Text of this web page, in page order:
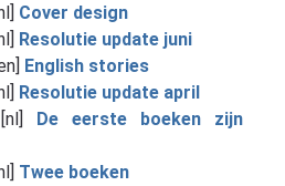
Cover design
Resolutie update juni
English stories
Resolutie update april
De eerste boeken zijn
Twee boeken